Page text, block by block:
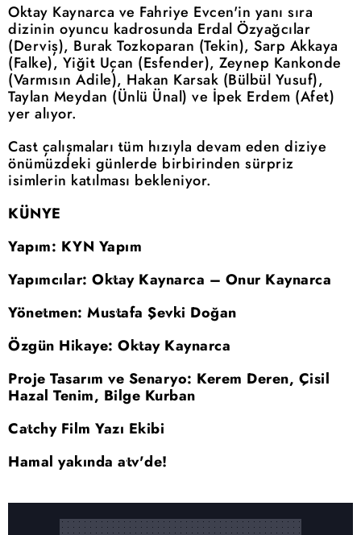
Oktay Kaynarca ve Fahriye Evcen'in yanı sıra
dizinin oyuncu kadrosunda Erdal Özyağcılar
(Derviş), Burak Tozkoparan (Tekin), Sarp Akkaya
(Falke), Yiğit Uçan (Esfender), Zeynep Kankonde
(Varmısın Adile), Hakan Karsak (Bülbül Yusuf),
Taylan Meydan (Ünlü Ünal) ve İpek Erdem (Afet)
yer alıyor.
Cast çalışmaları tüm hızıyla devam eden diziye
önümüzdeki günlerde birbirinden sürpriz
isimlerin katılması bekleniyor.
KÜNYE
Yapım: KYN Yapım
Yapımcılar: Oktay Kaynarca – Onur Kaynarca
Yönetmen: Mustafa Şevki Doğan
Özgün Hikaye: Oktay Kaynarca
Proje Tasarım ve Senaryo: Kerem Deren, Çisil
Hazal Tenim, Bilge Kurban
Catchy Film Yazı Ekibi
Hamal yakında atv'de!